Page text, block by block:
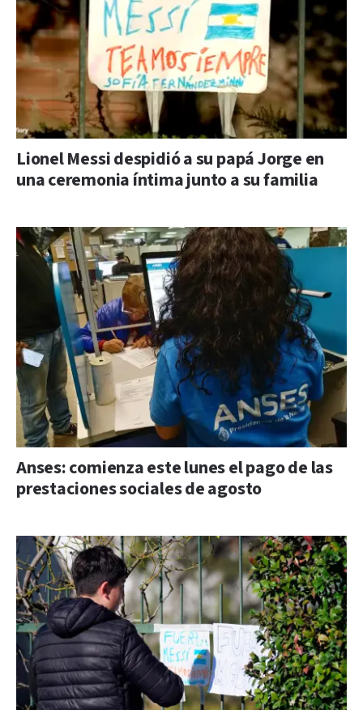
Lionel Messi despidió a su papá Jorge en
una ceremonia íntima junto a su familia
Anses: comienza este lunes el pago de las
prestaciones sociales de agosto